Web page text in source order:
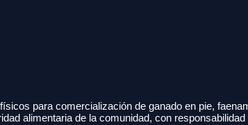
para comercialización de ganado en pie,
alimentaria de la comunidad, con